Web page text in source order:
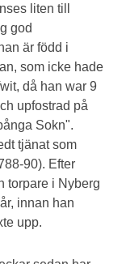
liten till
god
är född i
som icke hade
då han war 9
upfostrad på
Sokn".
tjänat som
90). Efter
torpare i Nyberg
innan han
upp.